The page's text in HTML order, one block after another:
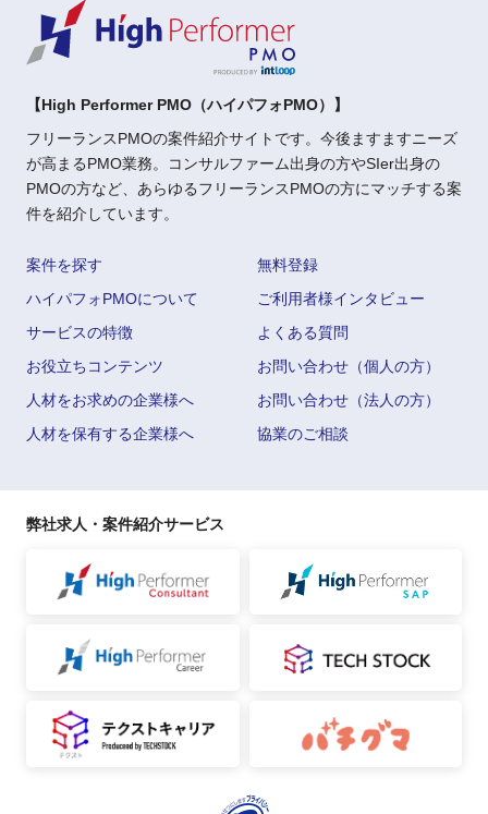
【High Performer PMO（ハイパフォPMO）】
フリーランスPMOの案件紹介サイトです。今後ますますニーズ
が高まるPMO業務。コンサルファーム出身の方やSIer出身の
PMOの方など、あらゆるフリーランスPMOの方にマッチする案
件を紹介しています。
案件を探す
無料登録
ハイパフォPMOについて
ご利用者様インタビュー
サービスの特徴
よくある質問
お役立ちコンテンツ
お問い合わせ（個人の方）
人材をお求めの企業様へ
お問い合わせ（法人の方）
人材を保有する企業様へ
協業のご相談
弊社求人・案件紹介サービス